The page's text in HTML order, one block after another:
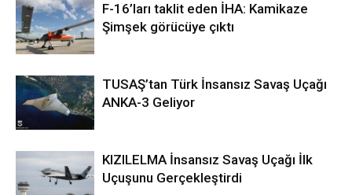
F-16’ları taklit eden İHA: Kamikaze
Şimşek görücüye çıktı
TUSAŞ’tan Türk İnsansız Savaş Uçağı
ANKA-3 Geliyor
KIZILELMA İnsansız Savaş Uçağı İlk
Uçuşunu Gerçekleştirdi